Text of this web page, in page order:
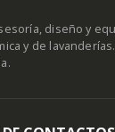
diseño y
y de